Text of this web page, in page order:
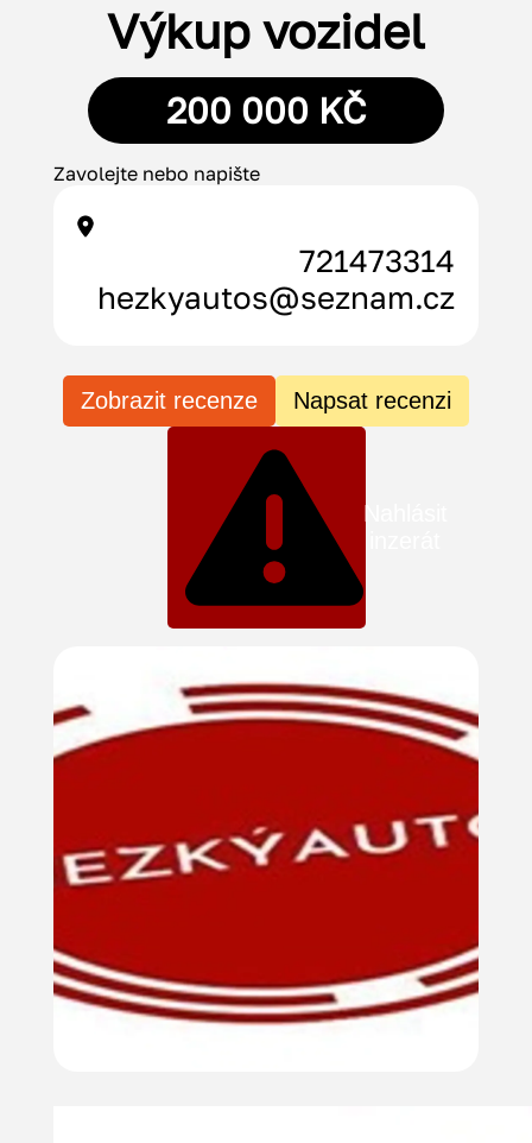
Výkup vozidel
200 000 KČ
Zavolejte nebo napište
721473314
hezkyautos@seznam.cz
Zobrazit recenze Napsat recenzi
Nahlásit